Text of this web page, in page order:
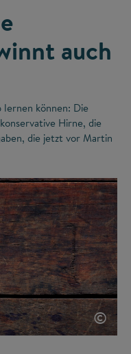
auch
lernen können: Die
Hirne, die
die jetzt vor Martin
©